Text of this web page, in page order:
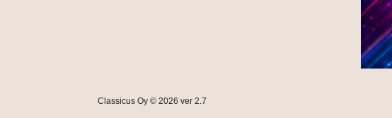
Classicus Oy © 2026 ver 2.7